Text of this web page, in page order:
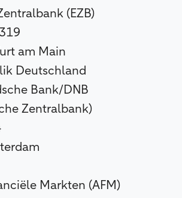
(EZB)
am Main
Deutschland
Bank/DNB
Zentralbank)
Markten (AFM)